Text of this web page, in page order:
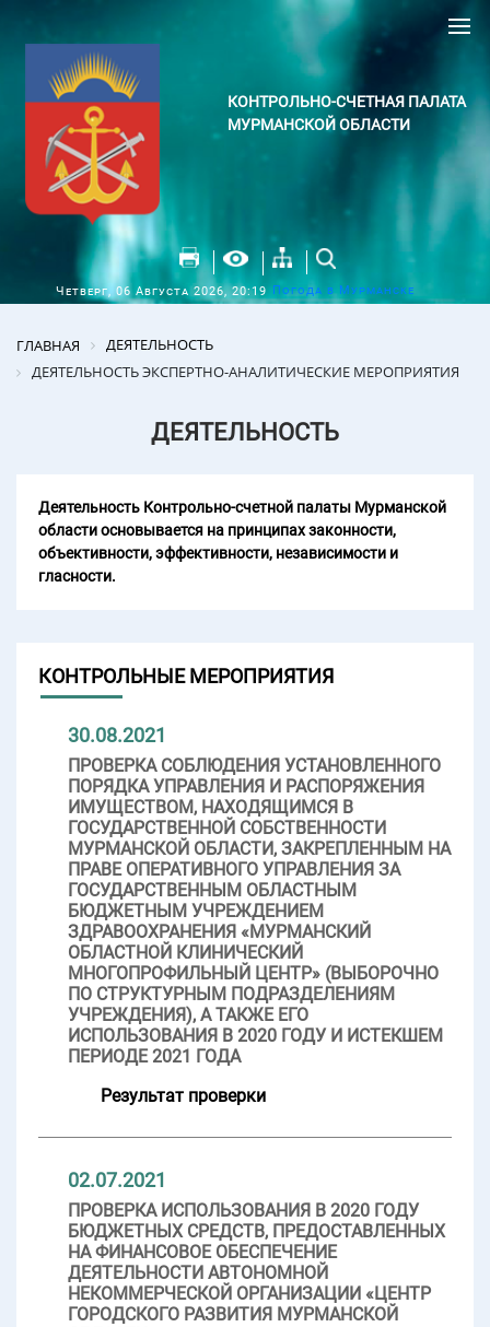
КОНТРОЛЬНО-СЧЕТНАЯ ПАЛАТА
МУРМАНСКОЙ ОБЛАСТИ
Четверг, 06 Августа 2026, 20:19 Погода в Мурманске
ГЛАВНАЯ
ДЕЯТЕЛЬНОСТЬ
ДЕЯТЕЛЬНОСТЬ ЭКСПЕРТНО-АНАЛИТИЧЕСКИЕ МЕРОПРИЯТИЯ
ДЕЯТЕЛЬНОСТЬ
Деятельность Контрольно-счетной палаты Мурманской
области основывается на принципах законности,
объективности, эффективности, независимости и
гласности.
КОНТРОЛЬНЫЕ МЕРОПРИЯТИЯ
30.08.2021
ПРОВЕРКА СОБЛЮДЕНИЯ УСТАНОВЛЕННОГО
ПОРЯДКА УПРАВЛЕНИЯ И РАСПОРЯЖЕНИЯ
ИМУЩЕСТВОМ, НАХОДЯЩИМСЯ В
ГОСУДАРСТВЕННОЙ СОБСТВЕННОСТИ
МУРМАНСКОЙ ОБЛАСТИ, ЗАКРЕПЛЕННЫМ НА
ПРАВЕ ОПЕРАТИВНОГО УПРАВЛЕНИЯ ЗА
ГОСУДАРСТВЕННЫМ ОБЛАСТНЫМ
БЮДЖЕТНЫМ УЧРЕЖДЕНИЕМ
ЗДРАВООХРАНЕНИЯ «МУРМАНСКИЙ
ОБЛАСТНОЙ КЛИНИЧЕСКИЙ
МНОГОПРОФИЛЬНЫЙ ЦЕНТР» (ВЫБОРОЧНО
ПО СТРУКТУРНЫМ ПОДРАЗДЕЛЕНИЯМ
УЧРЕЖДЕНИЯ), А ТАКЖЕ ЕГО
ИСПОЛЬЗОВАНИЯ В 2020 ГОДУ И ИСТЕКШЕМ
ПЕРИОДЕ 2021 ГОДА
Результат проверки
02.07.2021
ПРОВЕРКА ИСПОЛЬЗОВАНИЯ В 2020 ГОДУ
БЮДЖЕТНЫХ СРЕДСТВ, ПРЕДОСТАВЛЕННЫХ
НА ФИНАНСОВОЕ ОБЕСПЕЧЕНИЕ
ДЕЯТЕЛЬНОСТИ АВТОНОМНОЙ
НЕКОММЕРЧЕСКОЙ ОРГАНИЗАЦИИ «ЦЕНТР
ГОРОДСКОГО РАЗВИТИЯ МУРМАНСКОЙ